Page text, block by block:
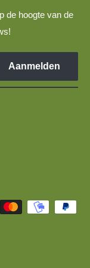
de hoogte van de
Aanmelden